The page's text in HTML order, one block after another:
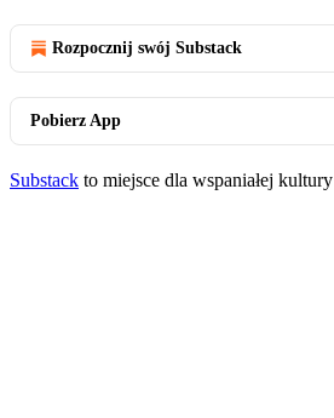
Rozpocznij swój Substack
Pobierz App
Substack to miejsce dla wspaniałej kultury